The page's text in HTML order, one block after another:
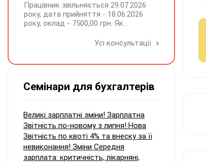
Працівник звільняється 29.07.2026
року, дата прийняття - 18.06.2026
року, оклад - 7500,00 грн. Як
невикористаних днів відпустки при
Усі консультації
Семінари для бухгалтерів
Великі зарплатні зміни! Зарплатна
Звітність по-новому з липня! Нова
Звітність по квоті 4% та внеску за її
невиконання! Зміни Середня
зарплата: критичність, лікарняні,